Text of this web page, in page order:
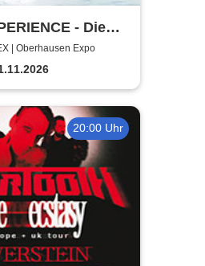
- Die
|
| Oberhausen Expo
20:00 Uhr